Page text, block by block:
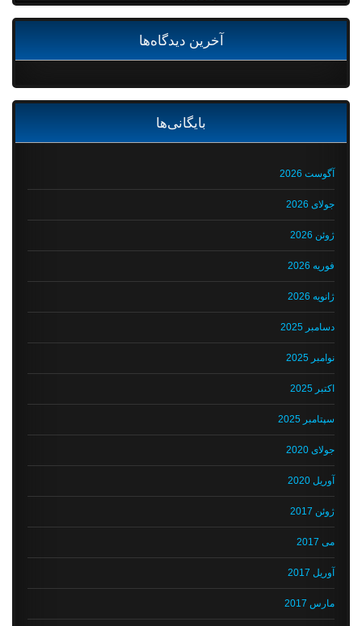
آخرین دیدگاه‌ها
بایگانی‌ها
آگوست 2026
جولای 2026
ژوئن 2026
فوریه 2026
ژانویه 2026
دسامبر 2025
نوامبر 2025
اکتبر 2025
سپتامبر 2025
جولای 2020
آوریل 2020
ژوئن 2017
می 2017
آوریل 2017
مارس 2017